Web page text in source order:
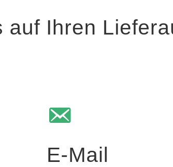
auf Ihren
E-Mail